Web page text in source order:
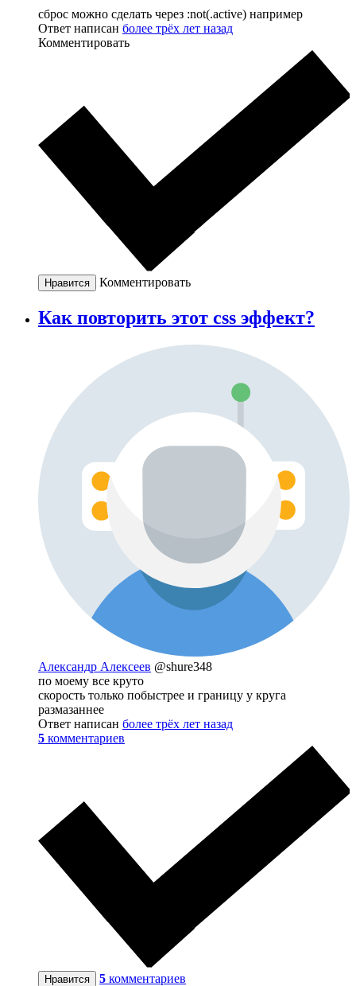
сброс можно сделать через :not(.active) например
Ответ написан более трёх лет назад
Комментировать
Нравится Комментировать
Как повторить этот css эффект?
Александр Алексеев @shure348
по моему все круто
скорость только побыстрее и границу у круга
размазаннее
Ответ написан более трёх лет назад
5 комментариев
Нравится 5 комментариев